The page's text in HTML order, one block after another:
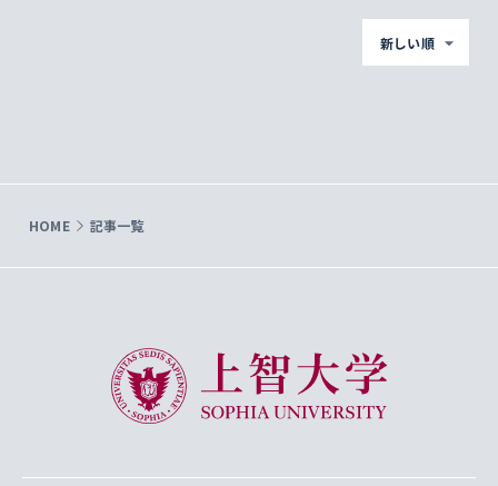
新しい順
HOME 記事一覧
上智大学 Sophia University